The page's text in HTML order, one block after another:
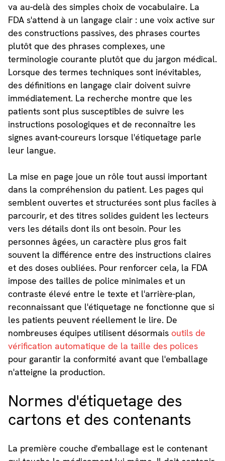
va au-delà des simples choix de vocabulaire. La
FDA s'attend à un langage clair : une voix active sur
des constructions passives, des phrases courtes
plutôt que des phrases complexes, une
terminologie courante plutôt que du jargon médical.
Lorsque des termes techniques sont inévitables,
des définitions en langage clair doivent suivre
immédiatement. La recherche montre que les
patients sont plus susceptibles de suivre les
instructions posologiques et de reconnaître les
signes avant-coureurs lorsque l'étiquetage parle
leur langue.
La mise en page joue un rôle tout aussi important
dans la compréhension du patient. Les pages qui
semblent ouvertes et structurées sont plus faciles à
parcourir, et des titres solides guident les lecteurs
vers les détails dont ils ont besoin. Pour les
personnes âgées, un caractère plus gros fait
souvent la différence entre des instructions claires
et des doses oubliées. Pour renforcer cela, la FDA
impose des tailles de police minimales et un
contraste élevé entre le texte et l'arrière-plan,
reconnaissant que l'étiquetage ne fonctionne que si
les patients peuvent réellement le lire. De
nombreuses équipes utilisent désormais outils de
vérification automatique de la taille des polices
pour garantir la conformité avant que l'emballage
n'atteigne la production.
Normes d'étiquetage des
cartons et des contenants
La première couche d'emballage est le contenant